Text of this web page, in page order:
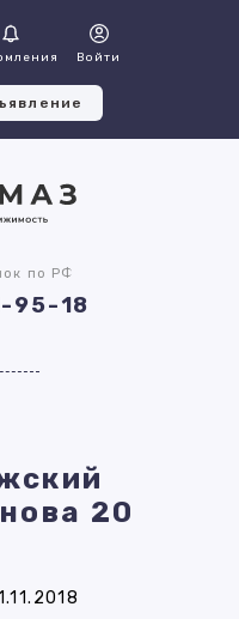
Войти
по РФ
95-18
20